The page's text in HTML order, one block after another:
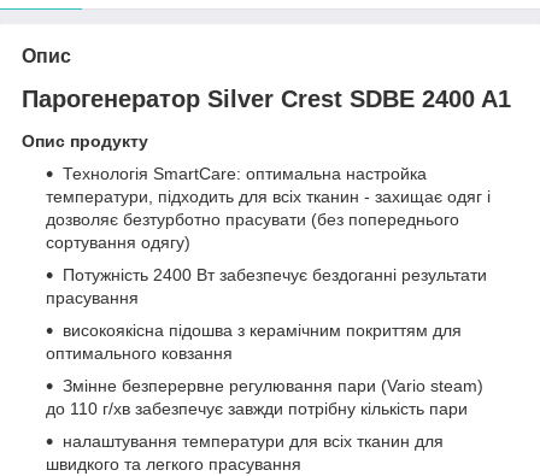
Опис
Парогенератор Silver Crest SDBE 2400 A1
Опис продукту
Технологія SmartCare: оптимальна настройка
температури, підходить для всіх тканин - захищає одяг і
дозволяє безтурботно прасувати (без попереднього
сортування одягу)
Потужність 2400 Вт забезпечує бездоганні результати
прасування
високоякісна підошва з керамічним покриттям для
оптимального ковзання
Змінне безперервне регулювання пари (Vario steam)
до 110 г/хв забезпечує завжди потрібну кількість пари
налаштування температури для всіх тканин для
швидкого та легкого прасування